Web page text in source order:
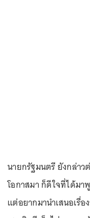
นายกรัฐมนตรี ยังกล่าว
โอกาสมา ก็ดีใจที่ได้มา
แต่อยากมานำเสนอเรื่